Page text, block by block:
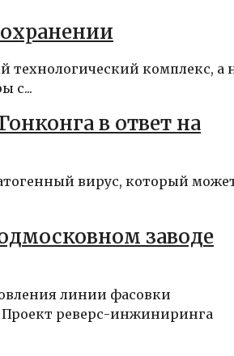
технологический комплекс, а
с...
в ответ на
вирус, который
заводе
линии фасовки
Проект реверс-инжиниринга